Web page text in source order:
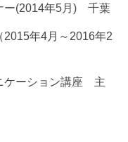
ー(2014年5月) 千葉
年4月～2016年2
ケーション講座 主